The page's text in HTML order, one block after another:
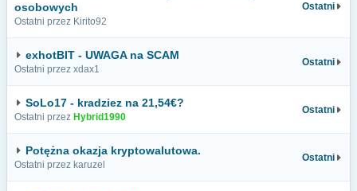
osobowych
Ostatni przez Kirito92
Ostatni
exhotBIT - UWAGA na SCAM
Ostatni przez xdax1
Ostatni
SoLo17 - kradziez na 21,54€?
Ostatni przez Hybrid1990
Ostatni
Potężna okazja kryptowalutowa.
Ostatni przez karuzel
Ostatni